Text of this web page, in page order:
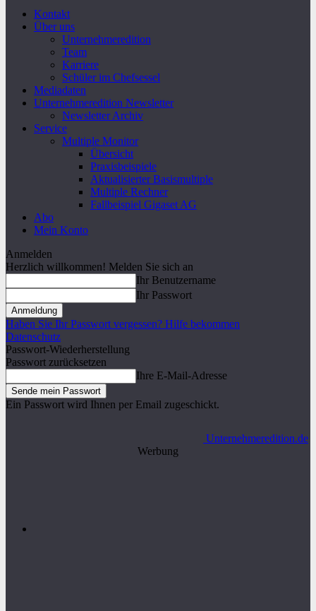
Kontakt
Über uns
Unternehmeredition
Team
Karriere
Schüler im Chefsessel
Mediadaten
Unternehmeredition Newsletter
Newsletter Archiv
Service
Multiple Monitor
Übersicht
Praxisbeispiele
Aktualisierter Basismultiple
Multiple Rechner
Fallbeispiel Gigaset AG
Abo
Mein Konto
Anmelden
Herzlich willkommen! Melden Sie sich an
Ihr Benutzername
Ihr Passwort
Haben Sie Ihr Passwort vergessen? Hilfe bekommen
Datenschutz
Passwort-Wiederherstellung
Passwort zurücksetzen
Ihre E-Mail-Adresse
Ein Passwort wird Ihnen per Email zugeschickt.
Unternehmeredition.de
Werbung